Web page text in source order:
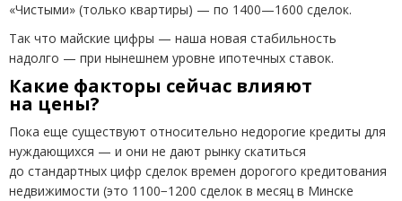
«Чистыми» (только квартиры) — по 1400—1600 сделок.
Так что майские цифры — наша новая стабильность
надолго — при нынешнем уровне ипотечных ставок.
Какие факторы сейчас влияют
на цены?
Пока еще существуют относительно недорогие кредиты для
нуждающихся — и они не дают рынку скатиться
до стандартных цифр сделок времен дорогого кредитования
недвижимости (это 1100−1200 сделок в месяц в Минске